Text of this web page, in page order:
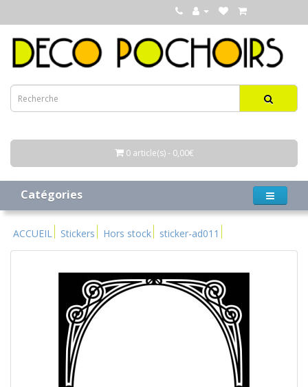
0 article(s) - 0,00€
Catégories
ACCUEIL Stickers Hors stock sticker-ad011